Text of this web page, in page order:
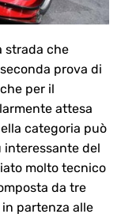
strada che
prova di
per il
attesa
categoria può
interessante del
molto tecnico
da tre
partenza alle